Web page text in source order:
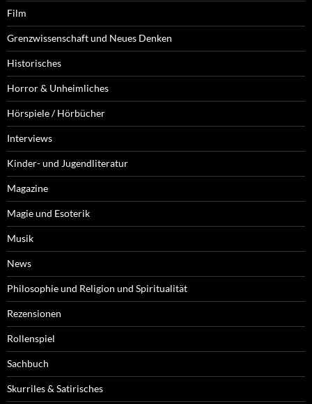
Film
Grenzwissenschaft und Neues Denken
Historisches
Horror & Unheimliches
Hörspiele / Hörbücher
Interviews
Kinder- und Jugendliteratur
Magazine
Magie und Esoterik
Musik
News
Philosophie und Religion und Spiritualität
Rezensionen
Rollenspiel
Sachbuch
Skurriles & Satirisches